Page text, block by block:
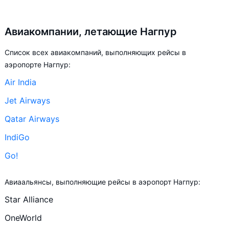
Авиакомпании, летающие Нагпур
Список всех авиакомпаний, выполняющих рейсы в
аэропорте Нагпур:
Air India
Jet Airways
Qatar Airways
IndiGo
Go!
Авиаальянсы, выполняющие рейсы в аэропорт Нагпур:
Star Alliance
OneWorld